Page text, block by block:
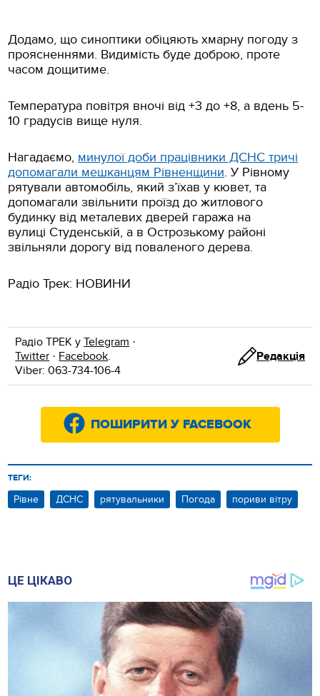
Додамо, що синоптики обіцяють хмарну погоду з
проясненнями. Видимість буде доброю, проте
часом дощитиме.
Температура повітря вночі від +3 до +8, а вдень 5-
10 градусів вище нуля.
Нагадаємо, минулої доби працівники ДСНС тричі
допомагали мешканцям Рівненщини. У Рівному
рятували автомобіль, який з’їхав у кювет, та
допомагали звільнити проїзд до житлового
будинку від металевих дверей гаража на
вулиці Студенській, а в Острозькому районі
звільняли дорогу від поваленого дерева.
Радіо Трек: НОВИНИ
Радіо ТРЕК уTelegram ·
Twitter · Facebook.
Viber: 063-734-106-4
Редакція
ПОШИРИТИ У FACEBOOK
ТЕГИ:
Рівне ДСНС рятувальники Погода пориви вітру
ЦЕ ЦІКАВО